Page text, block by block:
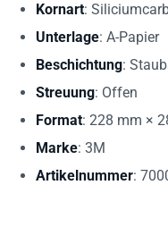
Kornart:
Unterlage: A-Papier
Beschichtung:
Streuung: Offen
Format: 228 mm ×
Marke: 3M
Artikelnummer: